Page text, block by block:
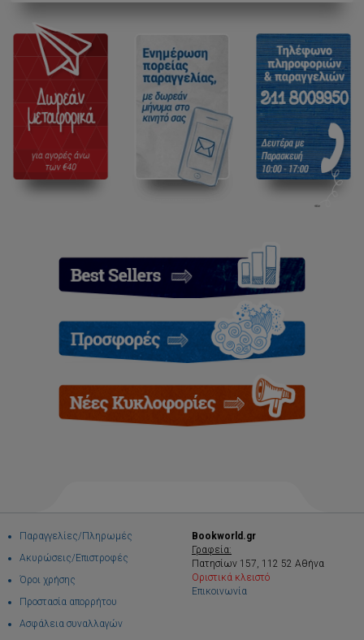
Παραγγελίες/Πληρωμές
Ακυρώσεις/Επιστροφές
Όροι χρήσης
Προστασία απορρήτου
Ασφάλεια συναλλαγών
Bookworld.gr
Γραφεία:
Πατησίων 157, 112 52 Αθήνα
Οριστικά κλειστό
Επικοινωνία